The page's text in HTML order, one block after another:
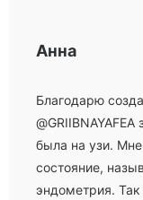
Анна
Благодарю
была на узи. Мне
состояние,
эндометрия.